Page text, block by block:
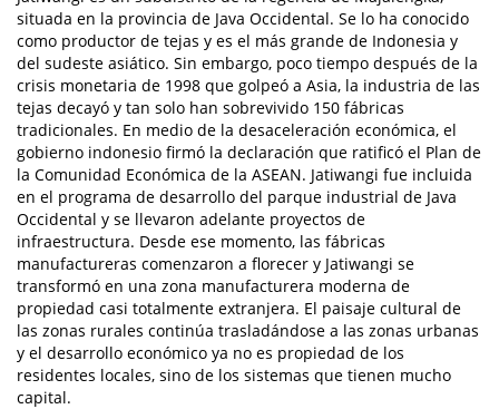
situada en la provincia de Java Occidental. Se lo ha conocido
como productor de tejas y es el más grande de Indonesia y
del sudeste asiático. Sin embargo, poco tiempo después de la
crisis monetaria de 1998 que golpeó a Asia, la industria de las
tejas decayó y tan solo han sobrevivido 150 fábricas
tradicionales. En medio de la desaceleración económica, el
gobierno indonesio firmó la declaración que ratificó el Plan de
la Comunidad Económica de la ASEAN. Jatiwangi fue incluida
en el programa de desarrollo del parque industrial de Java
Occidental y se llevaron adelante proyectos de
infraestructura. Desde ese momento, las fábricas
manufactureras comenzaron a florecer y Jatiwangi se
transformó en una zona manufacturera moderna de
propiedad casi totalmente extranjera. El paisaje cultural de
las zonas rurales continúa trasladándose a las zonas urbanas
y el desarrollo económico ya no es propiedad de los
residentes locales, sino de los sistemas que tienen mucho
capital.